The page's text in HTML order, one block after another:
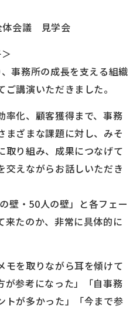
会議 見学会
事務所の成長を支える組織
講演いただきました。
率化、顧客獲得まで、事務
まざまな課題に対し、みそ
取り組み、成果につなげて
交えながらお話しいただき
壁・50人の壁」と各フェー
来たのか、非常に具体的に
モを取りながら耳を傾けて
が参考になった」「自事務
トが多かった」「今まで参